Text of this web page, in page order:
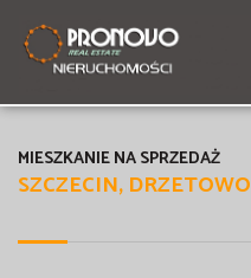
SZCZECIN, DRZETOWO
MIESZKANIE NA SPRZEDAŻ